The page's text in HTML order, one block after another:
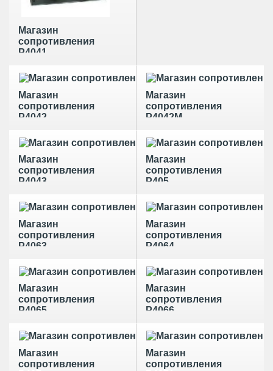
Магазин
сопротивления
Р4041
Магазин
сопротивления
Р4042
Магазин
сопротивления
Р4042М
Магазин
сопротивления
Р4043
Магазин
сопротивления
Р405
Магазин
сопротивления
Р4063
Магазин
сопротивления
Р4064
Магазин
сопротивления
Р4065
Магазин
сопротивления
Р4066
Магазин
сопротивления
Магазин
сопротивления